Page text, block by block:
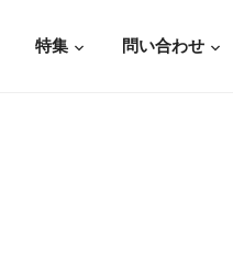
特集 問い合わせ